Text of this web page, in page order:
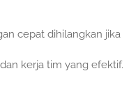
cepat dihilangkan jika
kerja tim yang efektif.